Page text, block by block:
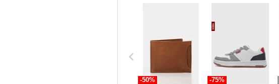
-50% -75%